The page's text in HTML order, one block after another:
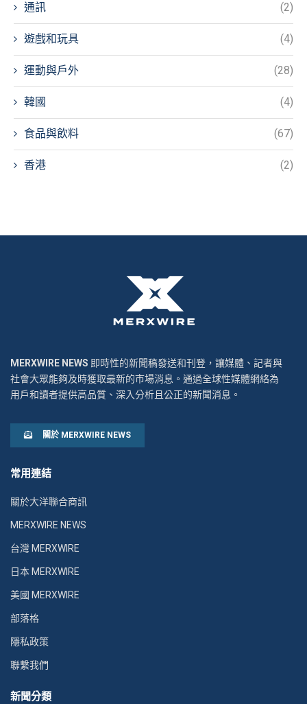
通訊 (2)
遊戲和玩具 (4)
運動與戶外 (28)
韓國 (4)
食品與飲料 (67)
香港 (2)
MERXWIRE NEWS 即時性的新聞稿發送和刊登，讓媒體、記者與
社會大眾能夠及時獲取最新的市場消息。通過全球性媒體網絡為
用戶和讀者提供高品質、深入分析且公正的新聞消息。
關於 MERXWIRE NEWS
常用連結
關於大洋聯合商訊
MERXWIRE NEWS
台灣 MERXWIRE
日本 MERXWIRE
美國 MERXWIRE
部落格
隱私政策
聯繫我們
新聞分類